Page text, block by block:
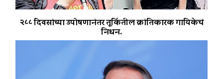
२८८ दिवसांच्या उपोषणानंतर तूर्कितील क्रांतिकारक गायिकेचं
निधन.